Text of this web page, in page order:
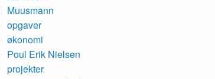
Muusmann
opgaver
økonomi
Poul Erik Nielsen
projekter